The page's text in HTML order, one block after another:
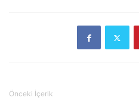
Önceki İçerik